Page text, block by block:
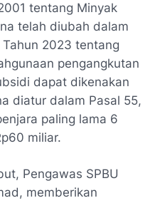
tentang Minyak
telah diubah dalam
2023 tentang
pengangkutan
dapat dikenakan
diatur dalam Pasal 55,
paling lama 6
miliar.
Pengawas SPBU
memberikan